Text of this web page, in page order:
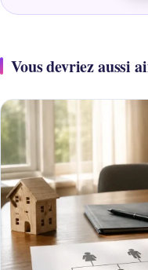
Vous devriez aussi